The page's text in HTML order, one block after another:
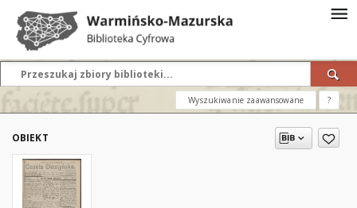
Wyszukiwanie zaawansowane ?
OBIEKT